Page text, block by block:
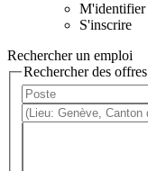
M'identifier
S'inscrire
Rechercher un emploi
Rechercher des offres